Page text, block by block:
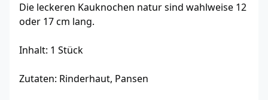
Die leckeren Kauknochen natur sind wahlweise 12
oder 17 cm lang.
Inhalt: 1 Stück
Zutaten: Rinderhaut, Pansen